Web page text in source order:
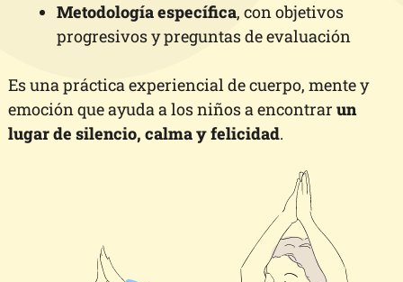
Metodología específica, con objetivos
progresivos y preguntas de evaluación
Es una práctica experiencial de cuerpo, mente y
emoción que ayuda a los niños a encontrar un
lugar de silencio, calma y felicidad.